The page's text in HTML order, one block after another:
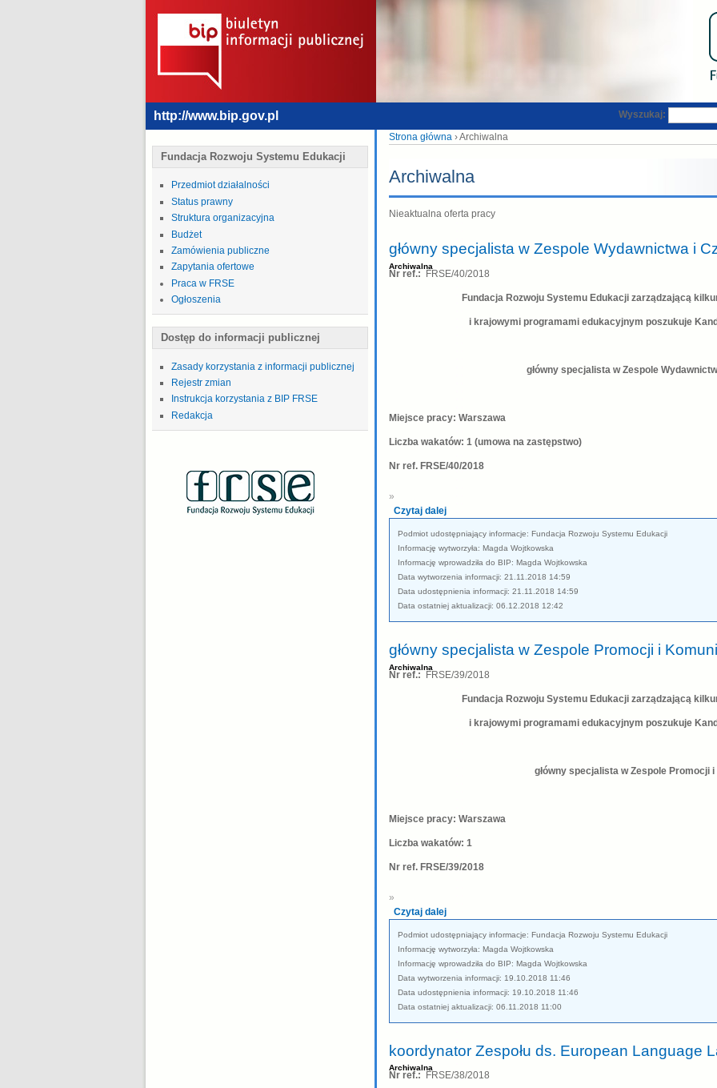
http://www.bip.gov.pl Wyszukaj:
Fundacja Rozwoju Systemu Edukacji
Przedmiot działalności
Status prawny
Struktura organizacyjna
Budżet
Zamówienia publiczne
Zapytania ofertowe
Praca w FRSE
Ogłoszenia
Dostęp do informacji publicznej
Zasady korzystania z informacji publicznej
Rejestr zmian
Instrukcja korzystania z BIP FRSE
Redakcja
Strona główna › Archiwalna
Archiwalna
Nieaktualna oferta pracy
główny specjalista w Zespole Wydawnictwa i
Archiwalna
Nr ref.: FRSE/40/2018
Fundacja Rozwoju Systemu Edukacji zarządzającą
i krajowymi programami edukacyjnym poszukuje
główny specjalista w Zespole
Miejsce pracy: Warszawa
Liczba wakatów: 1 (umowa na zastępstwo)
Nr ref. FRSE/40/2018
»
Czytaj dalej
Podmiot udostępniający informacje: Fundacja Rozwoju Systemu Edukacji
Informację wytworzyła: Magda Wojtkowska
Informację wprowadziła do BIP: Magda Wojtkowska
Data wytworzenia informacji: 21.11.2018 14:59
Data udostępnienia informacji: 21.11.2018 14:59
Data ostatniej aktualizacji: 06.12.2018 12:42
główny specjalista w Zespole Promocji i
Archiwalna
Nr ref.: FRSE/39/2018
Fundacja Rozwoju Systemu Edukacji zarządzającą
i krajowymi programami edukacyjnym poszukuje
główny specjalista w Zespole Promocji
Miejsce pracy: Warszawa
Liczba wakatów: 1
Nr ref. FRSE/39/2018
»
Czytaj dalej
Podmiot udostępniający informacje: Fundacja Rozwoju Systemu Edukacji
Informację wytworzyła: Magda Wojtkowska
Informację wprowadziła do BIP: Magda Wojtkowska
Data wytworzenia informacji: 19.10.2018 11:46
Data udostępnienia informacji: 19.10.2018 11:46
Data ostatniej aktualizacji: 06.11.2018 11:00
koordynator Zespołu ds. European Language
Archiwalna
Nr ref.: FRSE/38/2018